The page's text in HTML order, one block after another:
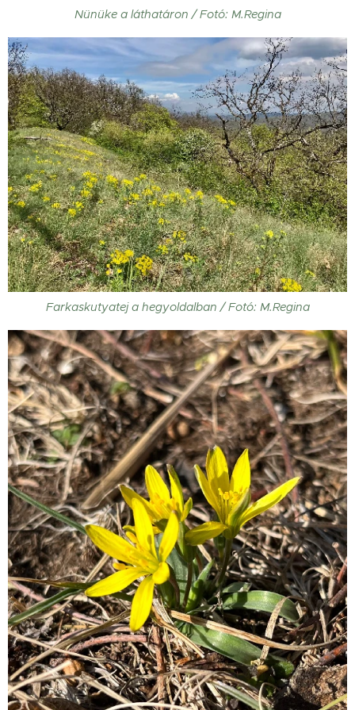
Nünüke a láthatáron / Fotó: M.Regina
Farkaskutyatej a hegyoldalban / Fotó: M.Regina